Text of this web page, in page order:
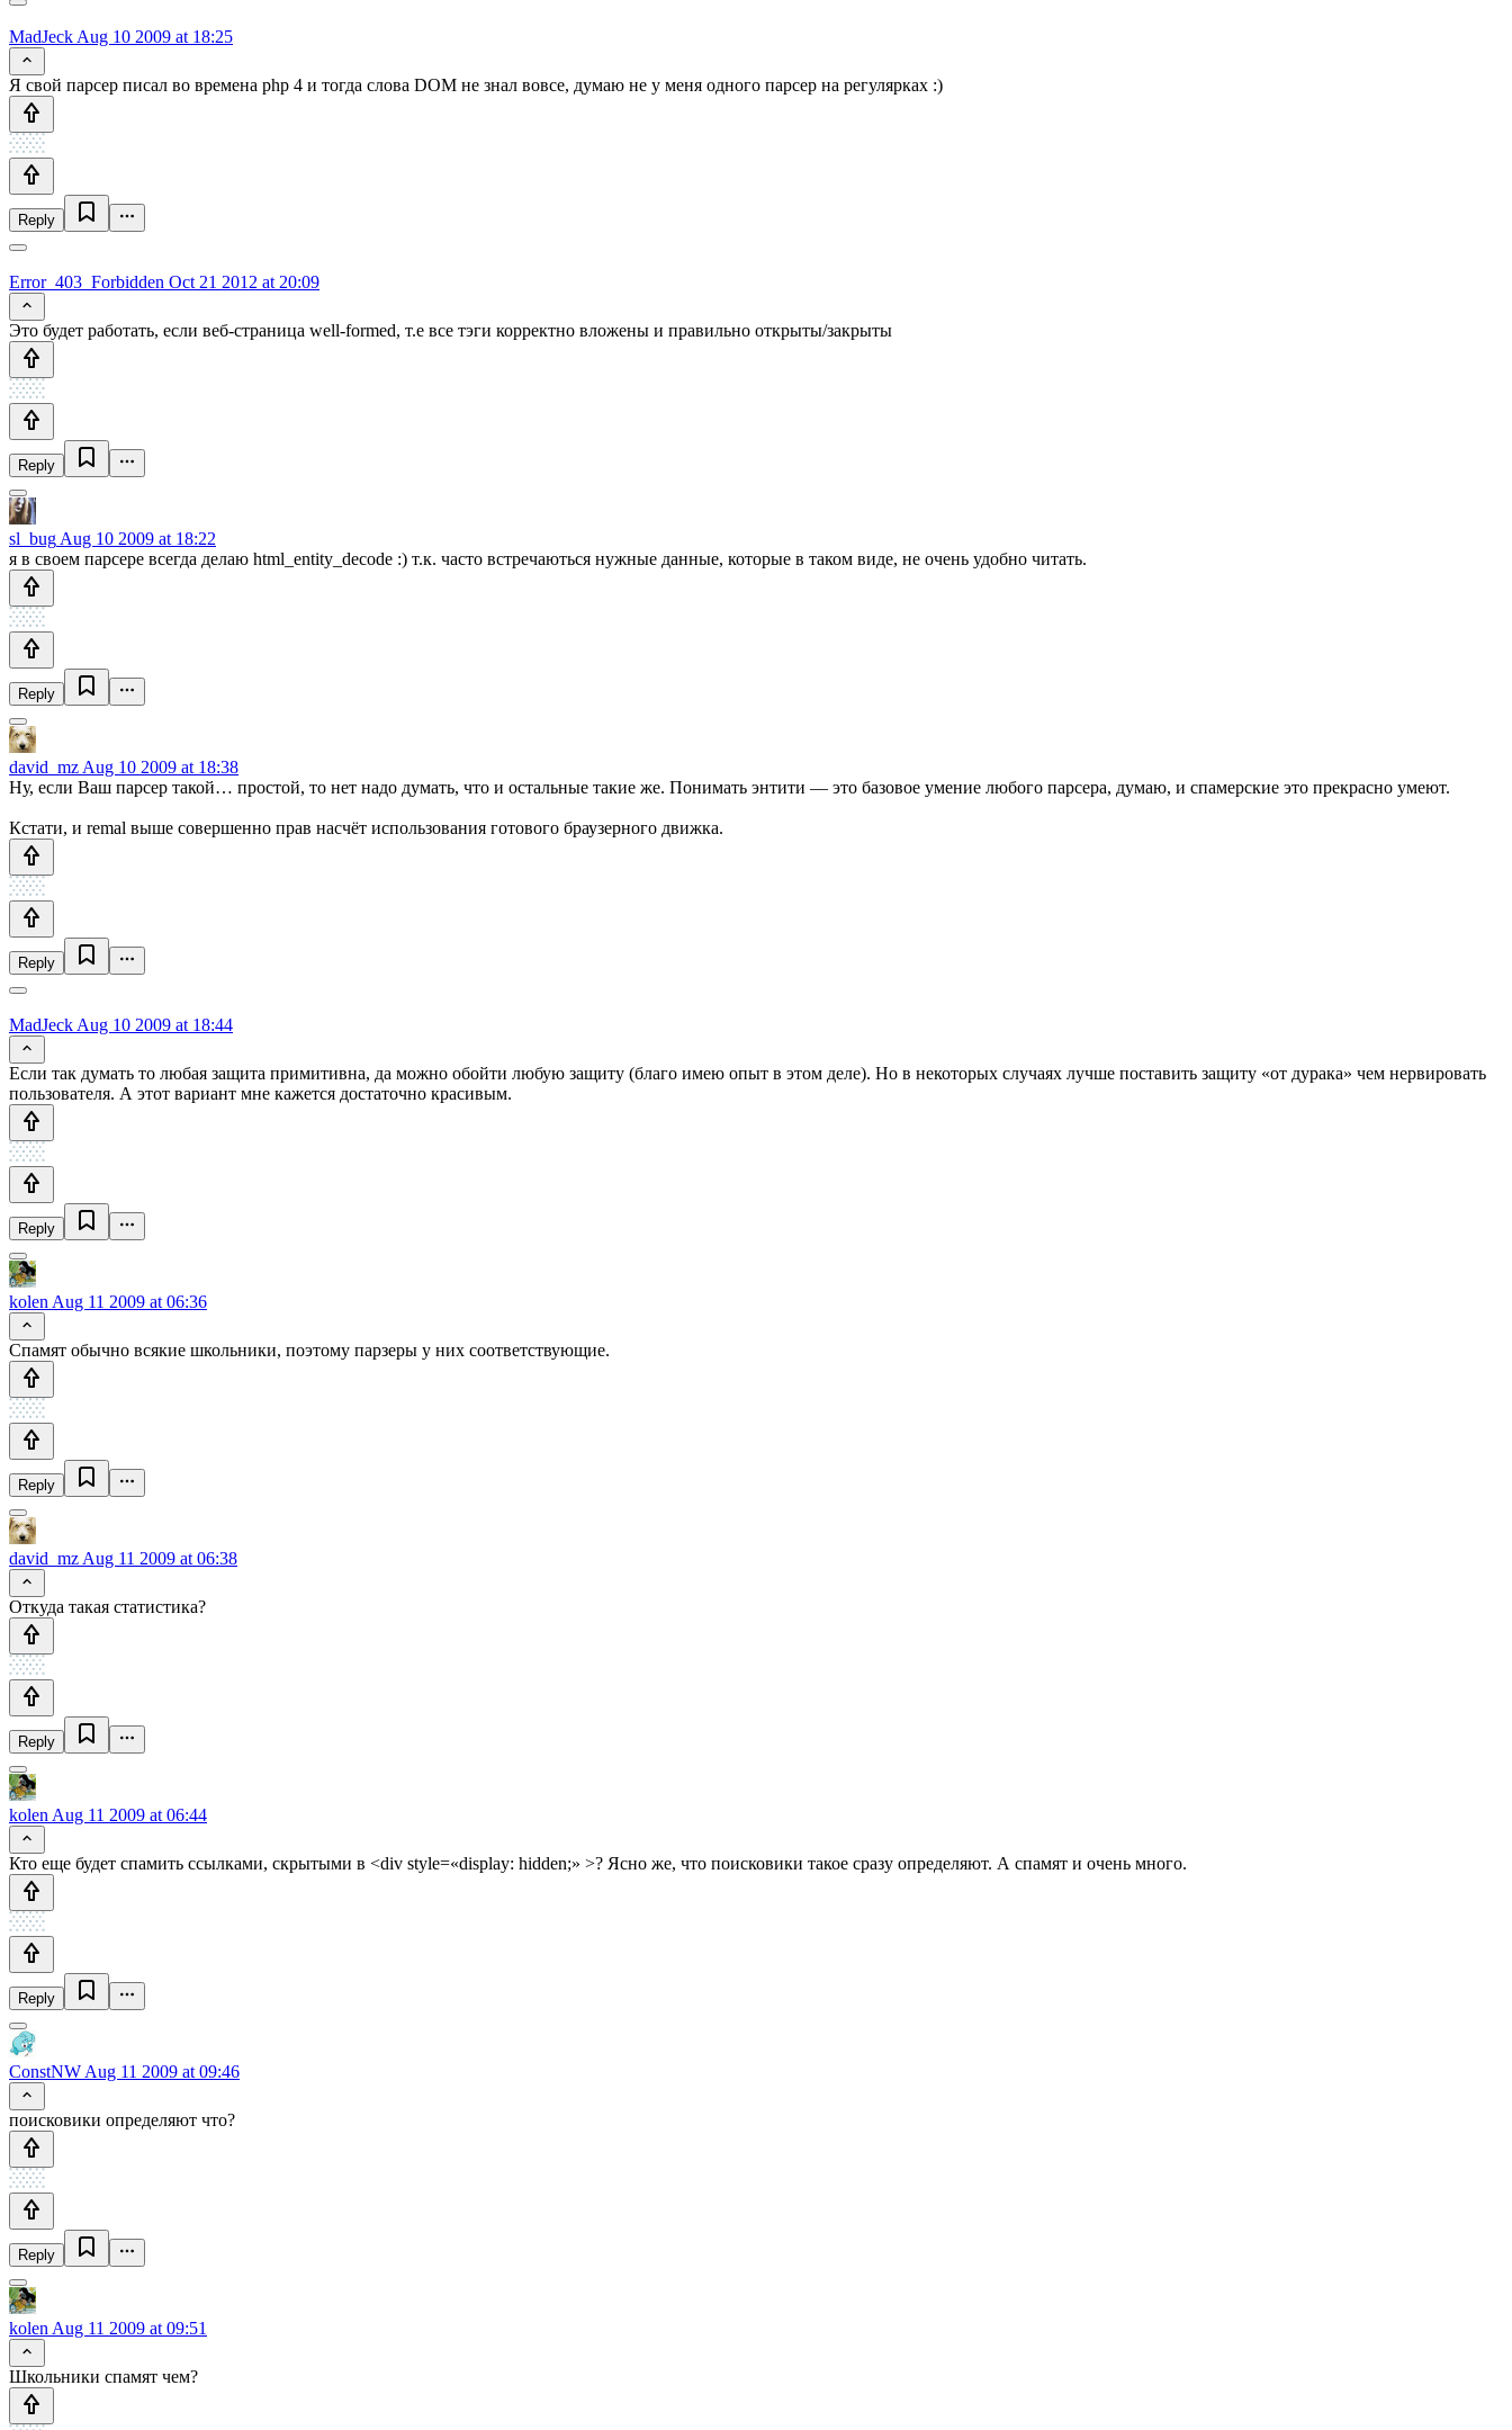
MadJeck Aug 10 2009 at 18:25
Я свой парсер писал во времена php 4 и тогда слова DOM не знал вовсе, думаю не у меня одного парсер на регулярках :)
Reply
Error_403_Forbidden Oct 21 2012 at 20:09
Это будет работать, если веб-страница well-formed, т.е все тэги корректно вложены и правильно открыты/закрыты
Reply
sl_bug Aug 10 2009 at 18:22
я в своем парсере всегда делаю html_entity_decode :) т.к. часто встречаються нужные данные, которые в таком виде, не очень удобно читать.
Reply
david_mz Aug 10 2009 at 18:38
Ну, если Ваш парсер такой… простой, то нет надо думать, что и остальные такие же. Понимать энтити — это базовое умение любого парсера, думаю, и спамерские это прекрасно умеют.
Кстати, и remal выше совершенно прав насчёт использования готового браузерного движка.
Reply
MadJeck Aug 10 2009 at 18:44
Если так думать то любая защита примитивна, да можно обойти любую защиту (благо имею опыт в этом деле). Но в некоторых случаях лучше поставить защиту «от дурака» чем нервировать
пользователя. А этот вариант мне кажется достаточно красивым.
Reply
kolen Aug 11 2009 at 06:36
Спамят обычно всякие школьники, поэтому парзеры у них соответствующие.
Reply
david_mz Aug 11 2009 at 06:38
Откуда такая статистика?
Reply
kolen Aug 11 2009 at 06:44
Кто еще будет спамить ссылками, скрытыми в <div style=«display: hidden;» >? Ясно же, что поисковики такое сразу определяют. А спамят и очень много.
Reply
ConstNW Aug 11 2009 at 09:46
поисковики определяют что?
Reply
kolen Aug 11 2009 at 09:51
Школьники спамят чем?